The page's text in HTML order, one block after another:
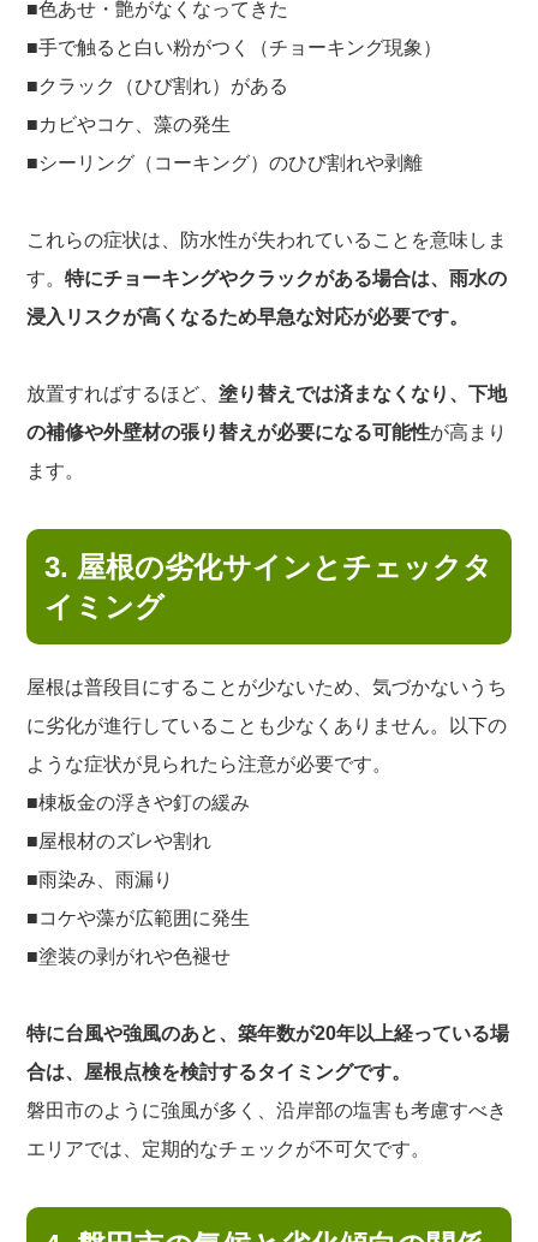
■色あせ・艶がなくなってきた
■手で触ると白い粉がつく（チョーキング現象）
■クラック（ひび割れ）がある
■カビやコケ、藻の発生
■シーリング（コーキング）のひび割れや剥離
これらの症状は、防水性が失われていることを意味しま
す。特にチョーキングやクラックがある場合は、雨水の
浸入リスクが高くなるため早急な対応が必要です。
放置すればするほど、塗り替えでは済まなくなり、下地
の補修や外壁材の張り替えが必要になる可能性が高まり
ます。
3. 屋根の劣化サインとチェックタ
イミング
屋根は普段目にすることが少ないため、気づかないうち
に劣化が進行していることも少なくありません。以下の
ような症状が見られたら注意が必要です。
■棟板金の浮きや釘の緩み
■屋根材のズレや割れ
■雨染み、雨漏り
■コケや藻が広範囲に発生
■塗装の剥がれや色褪せ
特に台風や強風のあと、築年数が20年以上経っている場
合は、屋根点検を検討するタイミングです。
磐田市のように強風が多く、沿岸部の塩害も考慮すべき
エリアでは、定期的なチェックが不可欠です。